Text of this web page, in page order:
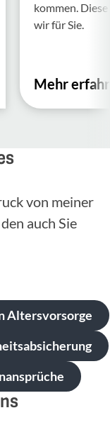
kommen.
wir für Sie.
Mehr
von meiner
auch Sie
Altersvorsorge